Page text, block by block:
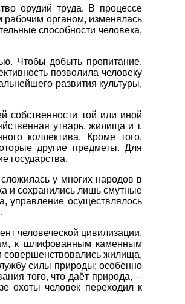
орудий труда. В процессе
рабочим органом, изменялась
способности человека,
Чтобы добыть пропитание,
позволила человеку
развития культуры,
собственности той или иной
утварь, жилища и т.
коллектива. Кроме того,
другие предметы. Для
государства.
у многих народов в
и сохранились лишь смутные
управление осуществлялось
человеческой цивилизации.
к шлифованным каменным
совершенствовались жилища,
силы природы; особенно
того, что даёт природа,—
охоты человек переходил к